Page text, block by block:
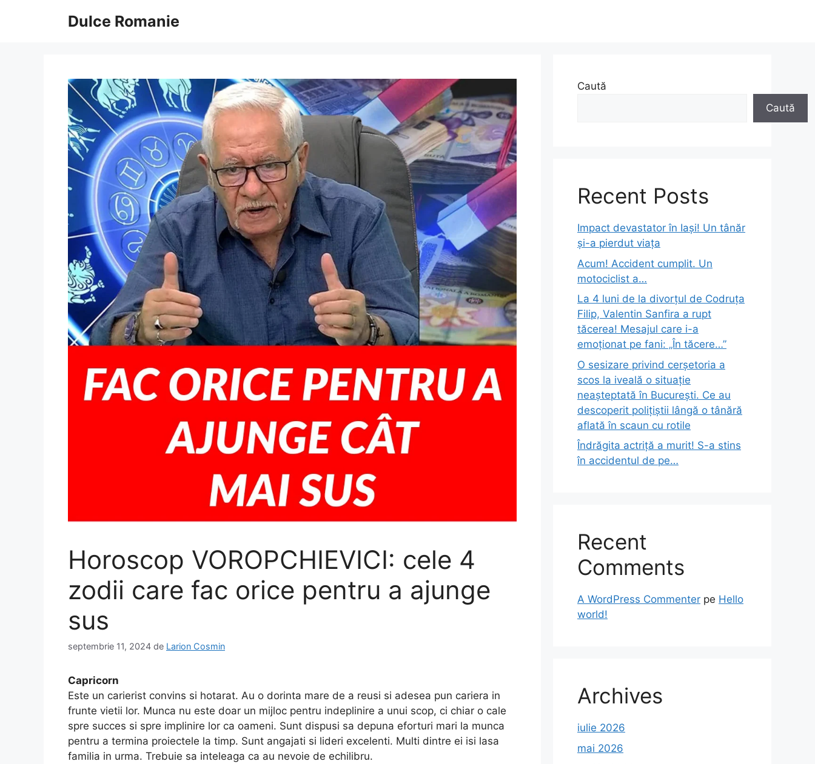
Dulce Romanie
Horoscop VOROPCHIEVICI: cele 4
zodii care fac orice pentru a ajunge
sus
septembrie 11, 2024 de Larion Cosmin
Capricorn
Este un carierist convins si hotarat. Au o dorinta mare de a reusi si adesea pun cariera in
frunte vietii lor. Munca nu este doar un mijloc pentru indeplinire a unui scop, ci chiar o cale
spre succes si spre implinire lor ca oameni. Sunt dispusi sa depuna eforturi mari la munca
pentru a termina proiectele la timp. Sunt angajati si lideri excelenti. Multi dintre ei isi lasa
familia in urma. Trebuie sa inteleaga ca au nevoie de echilibru.
Caută
Caută
Recent Posts
Impact devastator în Iași! Un tânăr
și-a pierdut viața
Acum! Accident cumplit. Un
motociclist a…
La 4 luni de la divorțul de Codruța
Filip, Valentin Sanfira a rupt
tăcerea! Mesajul care i-a
emoționat pe fani: „În tăcere…”
O sesizare privind cerșetoria a
scos la iveală o situație
neașteptată în București. Ce au
descoperit polițiștii lângă o tânără
aflată în scaun cu rotile
Îndrăgita actriță a murit! S-a stins
în accidentul de pe…
Recent
Comments
A WordPress Commenter pe Hello
world!
Archives
iulie 2026
mai 2026